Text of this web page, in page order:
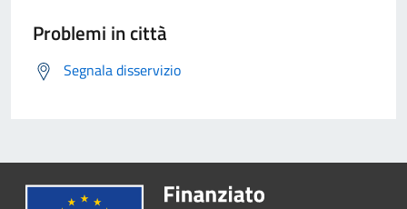
Problemi in città
Segnala disservizio